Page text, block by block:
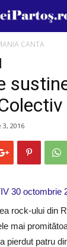
CANTA
2016
rock-ului din
mai
pierdut patru